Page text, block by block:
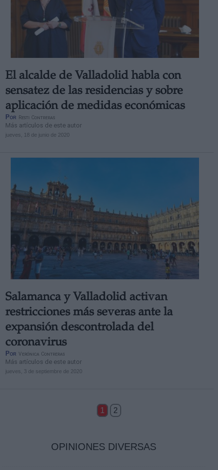
El alcalde de Valladolid habla con
sensatez de las residencias y sobre
aplicación de medidas económicas
Por Resti Contreras
Más artículos de este autor
jueves, 18 de junio de 2020
Salamanca y Valladolid activan
restricciones más severas ante la
expansión descontrolada del
coronavirus
Por Verónica Contreras
Más artículos de este autor
jueves, 3 de septiembre de 2020
1 2
OPINIONES DIVERSAS